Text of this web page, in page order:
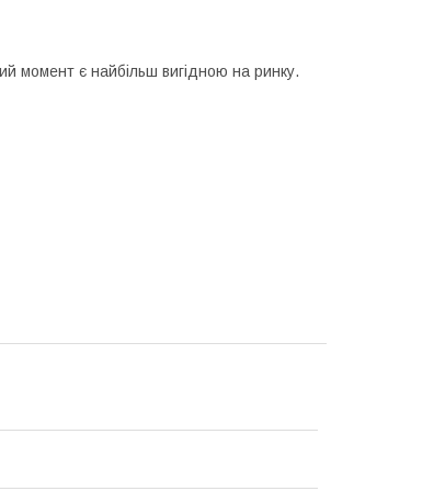
момент є найбільш вигідною на ринку.